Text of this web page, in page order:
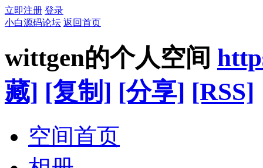
立即注册 登录
小白源码论坛 返回首页
wittgen的个人空间
藏] [复制] [分享] [RSS]
空间首页